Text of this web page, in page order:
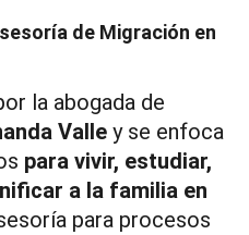
de Migración en
la abogada de
Valle y se enfoca
para vivir, estudiar,
a la familia en
para procesos